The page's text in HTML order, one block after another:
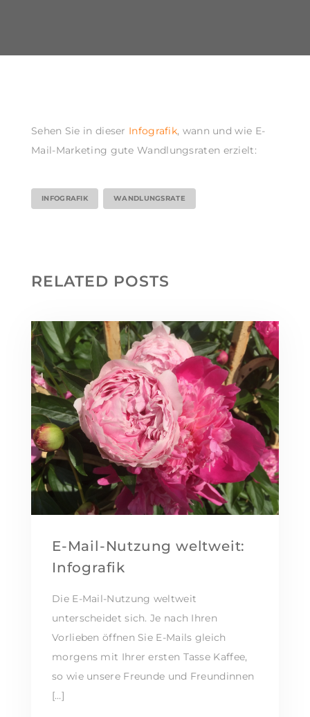
Sehen Sie in dieser Infografik, wann und wie E-
Mail-Marketing gute Wandlungsraten erzielt:
INFOGRAFIK WANDLUNGSRATE
RELATED POSTS
E-Mail-Nutzung weltweit:
Infografik
Die E-Mail-Nutzung weltweit
unterscheidet sich. Je nach Ihren
Vorlieben öffnen Sie E-Mails gleich
morgens mit Ihrer ersten Tasse Kaffee,
so wie unsere Freunde und Freundinnen
[…]